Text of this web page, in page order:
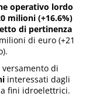
operativo lordo
milioni (+16.6%)
di pertinenza
di euro (+21
di
interessati dagli
fini idroelettrici.